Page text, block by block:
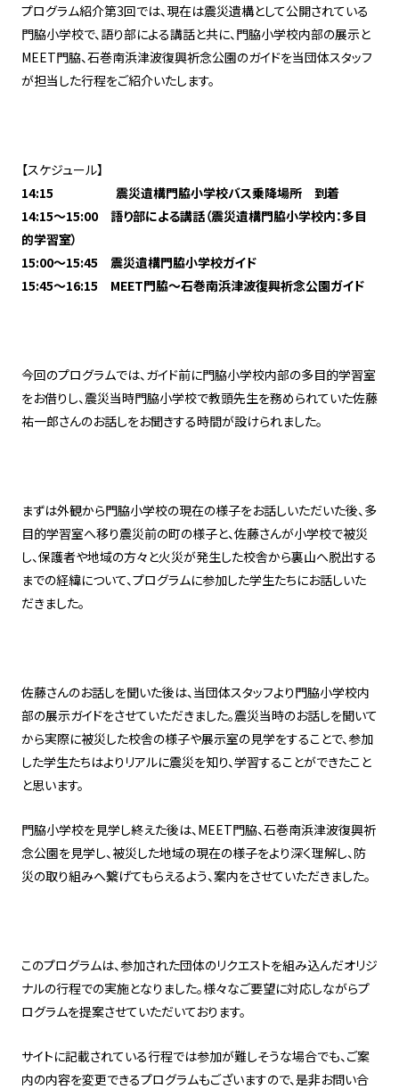
プログラム紹介第3回では、現在は震災遺構として公開されている
門脇小学校で、語り部による講話と共に、門脇小学校内部の展示と
MEET門脇、石巻南浜津波復興祈念公園のガイドを当団体スタッフ
が担当した行程をご紹介いたします。
【スケジュール】
14:15 震災遺構門脇小学校バス乗降場所 到着
14:15～15:00 語り部による講話（震災遺構門脇小学校内：多目
的学習室）
15:00～15:45 震災遺構門脇小学校ガイド
15:45～16:15 MEET門脇～石巻南浜津波復興祈念公園ガイド
今回のプログラムでは、ガイド前に門脇小学校内部の多目的学習室
をお借りし、震災当時門脇小学校で教頭先生を務められていた佐藤
祐一郎さんのお話しをお聞きする時間が設けられました。
まずは外観から門脇小学校の現在の様子をお話しいただいた後、多
目的学習室へ移り震災前の町の様子と、佐藤さんが小学校で被災
し、保護者や地域の方々と火災が発生した校舎から裏山へ脱出する
までの経緯について、プログラムに参加した学生たちにお話しいた
だきました。
佐藤さんのお話しを聞いた後は、当団体スタッフより門脇小学校内
部の展示ガイドをさせていただきました。震災当時のお話しを聞いて
から実際に被災した校舎の様子や展示室の見学をすることで、参加
した学生たちはよりリアルに震災を知り、学習することができたこと
と思います。
門脇小学校を見学し終えた後は、MEET門脇、石巻南浜津波復興祈
念公園を見学し、被災した地域の現在の様子をより深く理解し、防
災の取り組みへ繋げてもらえるよう、案内をさせていただきました。
このプログラムは、参加された団体のリクエストを組み込んだオリジ
ナルの行程での実施となりました。様々なご要望に対応しながらプ
ログラムを提案させていただいております。
サイトに記載されている行程では参加が難しそうな場合でも、ご案
内の内容を変更できるプログラムもございますので、是非お問い合